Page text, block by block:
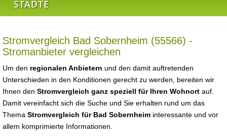
STÄDTE
Stromvergleich Bad Sobernheim (55566) -
Stromanbieter vergleichen
Um den regionalen Anbietern und den damit auftretenden
Unterschieden in den Konditionen gerecht zu werden, bereiten wir
Ihnen den Stromvergleich ganz speziell für Ihren Wohnort auf.
Damit vereinfacht sich die Suche und Sie erhalten rund um das
Thema Stromvergleich für Bad Sobernheim interessante und vor
allem komprimierte Informationen.